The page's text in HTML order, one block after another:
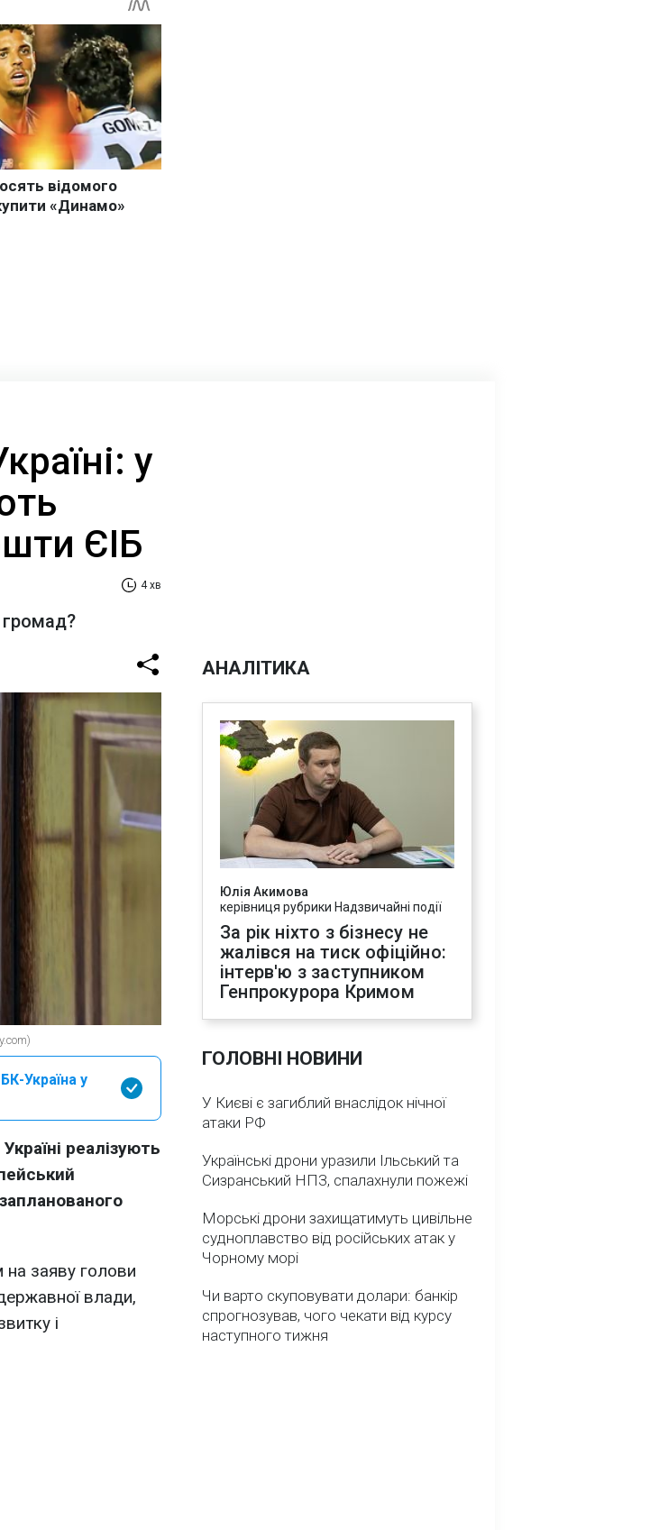
у
ЄІБ
4 хв
Україна у
реалізують
на заяву голови
влади,
і
АНАЛІТИКА
Юлія Акимова
керівниця рубрики Надзвичайні події
За рік ніхто з бізнесу не
жалівся на тиск офіційно:
інтерв'ю з заступником
Генпрокурора Кримом
ГОЛОВНІ НОВИНИ
У Києві є загиблий внаслідок нічної
атаки РФ
Українські дрони уразили Ільський та
Сизранський НПЗ, спалахнули пожежі
Морські дрони захищатимуть цивільне
судноплавство від російських атак у
Чорному морі
Чи варто скуповувати долари: банкір
спрогнозував, чого чекати від курсу
наступного тижня